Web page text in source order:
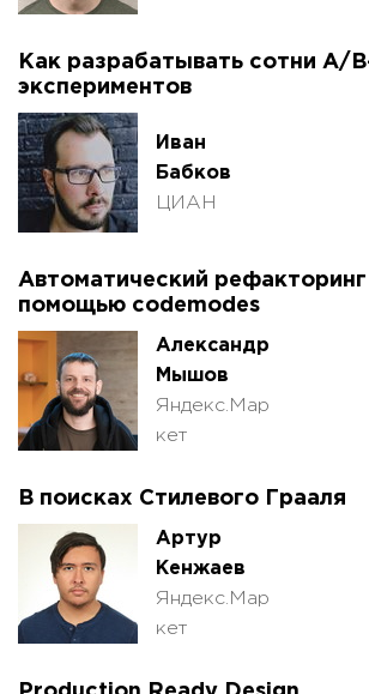
Как разрабатывать сотни A/
экспериментов
Иван
Бабков
ЦИАН
Автоматический
помощью codemodes
Александр
Мышов
Яндекс.Мар
кет
В поисках Стилевого Грааля
Артур
Кенжаев
Яндекс.Мар
кет